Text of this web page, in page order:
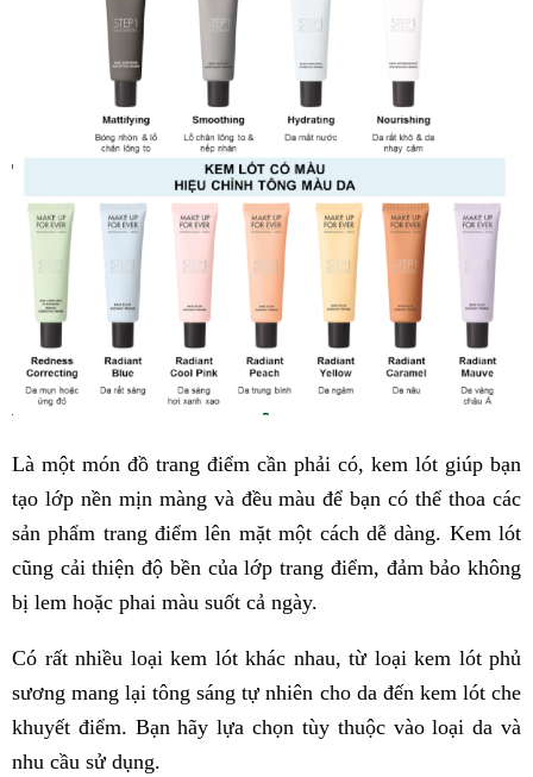
Là một món đồ trang điểm cần phải có, kem lót giúp bạn
tạo lớp nền mịn màng và đều màu để bạn có thể thoa các
sản phẩm trang điểm lên mặt một cách dễ dàng. Kem lót
cũng cải thiện độ bền của lớp trang điểm, đảm bảo không
bị lem hoặc phai màu suốt cả ngày.
Có rất nhiều loại kem lót khác nhau, từ loại kem lót phủ
sương mang lại tông sáng tự nhiên cho da đến kem lót che
khuyết điểm. Bạn hãy lựa chọn tùy thuộc vào loại da và
nhu cầu sử dụng.